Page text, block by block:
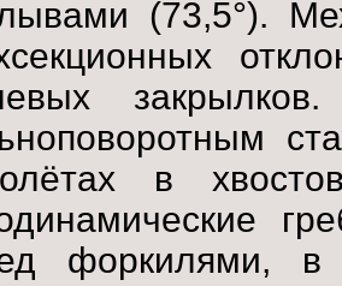
(73,5°).
в
форкилями, в